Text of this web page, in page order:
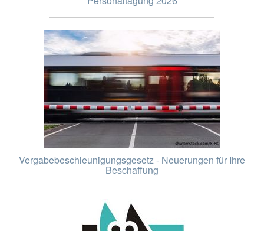
Vergabebeschleunigungsgesetz - Neuerungen für Ihre
Beschaffung